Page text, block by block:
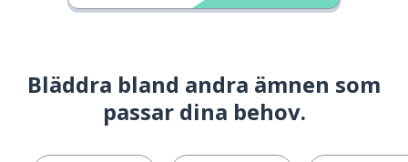
Bläddra bland andra ämnen som
passar dina behov.